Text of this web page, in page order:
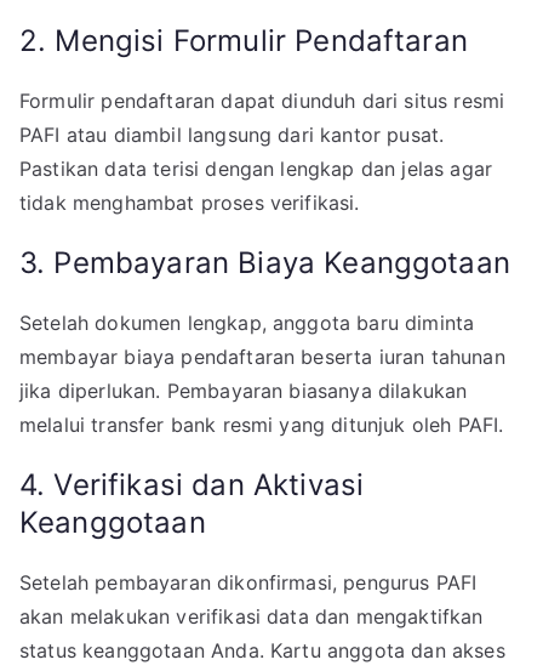
2. Mengisi Formulir Pendaftaran
Formulir pendaftaran dapat diunduh dari situs resmi
PAFI atau diambil langsung dari kantor pusat.
Pastikan data terisi dengan lengkap dan jelas agar
tidak menghambat proses verifikasi.
3. Pembayaran Biaya Keanggotaan
Setelah dokumen lengkap, anggota baru diminta
membayar biaya pendaftaran beserta iuran tahunan
jika diperlukan. Pembayaran biasanya dilakukan
melalui transfer bank resmi yang ditunjuk oleh PAFI.
4. Verifikasi dan Aktivasi
Keanggotaan
Setelah pembayaran dikonfirmasi, pengurus PAFI
akan melakukan verifikasi data dan mengaktifkan
status keanggotaan Anda. Kartu anggota dan akses